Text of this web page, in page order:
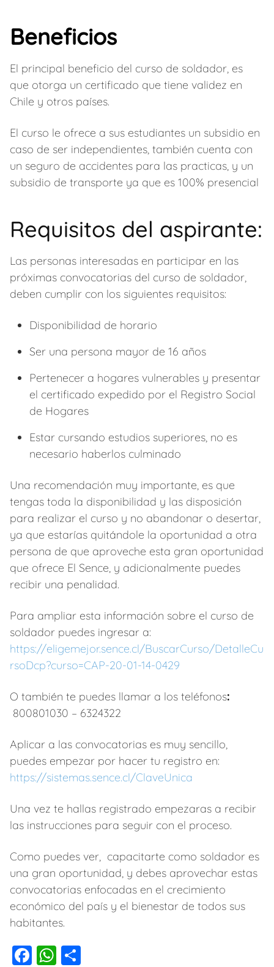
Beneficios
El principal beneficio del curso de soldador, es
que otorga un certificado que tiene validez en
Chile y otros países.
El curso le ofrece a sus estudiantes un subsidio en
caso de ser independientes, también cuenta con
un seguro de accidentes para las practicas, y un
subsidio de transporte ya que es 100% presencial
Requisitos del aspirante:
Las personas interesadas en participar en las
próximas convocatorias del curso de soldador,
deben cumplir con los siguientes requisitos:
Disponibilidad de horario
Ser una persona mayor de 16 años
Pertenecer a hogares vulnerables y presentar
el certificado expedido por el Registro Social
de Hogares
Estar cursando estudios superiores, no es
necesario haberlos culminado
Una recomendación muy importante, es que
tengas toda la disponibilidad y las disposición
para realizar el curso y no abandonar o desertar,
ya que estarías quitándole la oportunidad a otra
persona de que aproveche esta gran oportunidad
que ofrece El Sence, y adicionalmente puedes
recibir una penalidad.
Para ampliar esta información sobre el curso de
soldador puedes ingresar a:
https://eligemejor.sence.cl/BuscarCurso/DetalleCu
rsoDcp?curso=CAP-20-01-14-0429
O también te puedes llamar a los teléfonos:
800801030 – 6324322
Aplicar a las convocatorias es muy sencillo,
puedes empezar por hacer tu registro en:
https://sistemas.sence.cl/ClaveUnica
Una vez te hallas registrado empezaras a recibir
las instrucciones para seguir con el proceso.
Como puedes ver, capacitarte como soldador es
una gran oportunidad, y debes aprovechar estas
convocatorias enfocadas en el crecimiento
económico del país y el bienestar de todos sus
habitantes.
F
W